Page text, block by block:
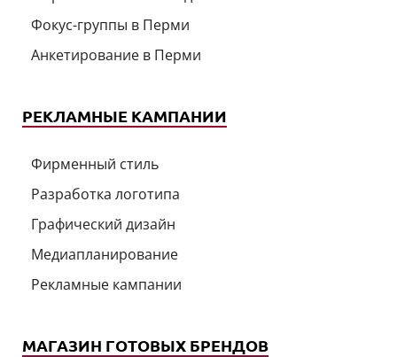
Фокус-группы в Перми
Анкетирование в Перми
РЕКЛАМНЫЕ КАМПАНИИ
Фирменный стиль
Разработка логотипа
Графический дизайн
Медиапланирование
Рекламные кампании
МАГАЗИН ГОТОВЫХ БРЕНДОВ